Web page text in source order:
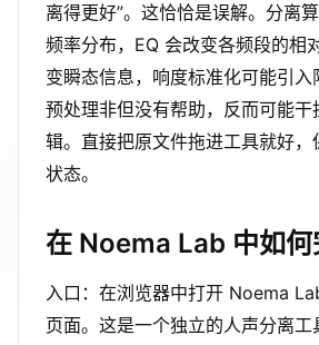
离得更好”。这恰恰是误解。分离
频率分布，EQ 会改变各频段的相
变瞬态信息，响度标准化可能引
预处理非但没有帮助，反而可能
辑。直接把原文件拖进工具就好，
状态。
在 Noema Lab 中如何
入口：在浏览器中打开 Noema
页面。这是一个独立的人声分离